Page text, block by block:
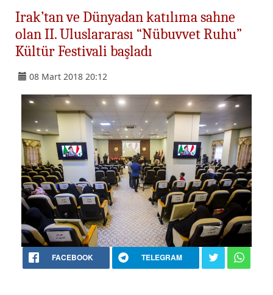
Irak’tan ve Dünyadan katılıma sahne
olan II. Uluslararası “Nübuvvet Ruhu”
Kültür Festivali başladı
08 Mart 2018 20:12
FACEBOOK TELEGRAM